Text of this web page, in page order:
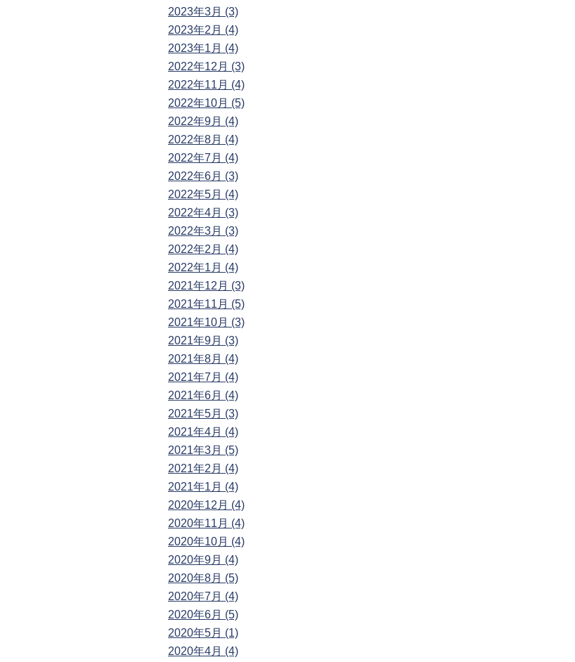
2023年3月 (3)
2023年2月 (4)
2023年1月 (4)
2022年12月 (3)
2022年11月 (4)
2022年10月 (5)
2022年9月 (4)
2022年8月 (4)
2022年7月 (4)
2022年6月 (3)
2022年5月 (4)
2022年4月 (3)
2022年3月 (3)
2022年2月 (4)
2022年1月 (4)
2021年12月 (3)
2021年11月 (5)
2021年10月 (3)
2021年9月 (3)
2021年8月 (4)
2021年7月 (4)
2021年6月 (4)
2021年5月 (3)
2021年4月 (4)
2021年3月 (5)
2021年2月 (4)
2021年1月 (4)
2020年12月 (4)
2020年11月 (4)
2020年10月 (4)
2020年9月 (4)
2020年8月 (5)
2020年7月 (4)
2020年6月 (5)
2020年5月 (1)
2020年4月 (4)